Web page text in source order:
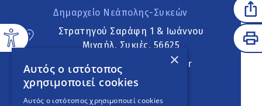
Δημαρχείο Νεάπολης-Συκεών
Στρατηγού Σαράφη 1 & Ιωάννου
Μιχαήλ, Συκιές, 56625
neapoli.sykies@ddt.gov.gr
Ακολουθήστε
×
Αυτός ο ιστότοπος
χρησιμοποιεί cookies
Αυτός ο ιστότοπος χρησιμοποιεί cookies